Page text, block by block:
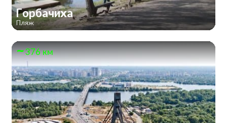
Горбачиха
Пляж
376 км